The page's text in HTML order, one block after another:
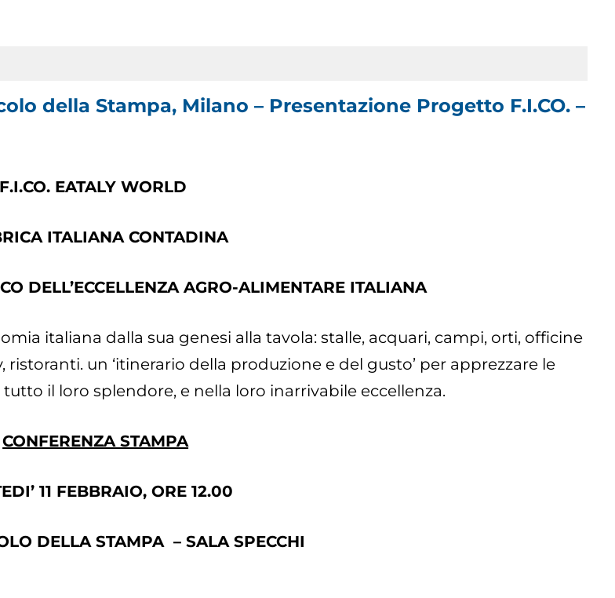
della Stampa, Milano – Presentazione Progetto F.I.CO. –
F.I.CO. EATALY WORLD
ITALIANACONTADINA
DELL’ECCELLENZA AGRO-ALIMENTARE ITALIANA
italiana dalla sua genesi alla tavola: stalle, acquari, campi, orti, officine
un ‘itinerario della produzione e del gusto’ per apprezzare le
il loro splendore, e nella loro inarrivabile eccellenza.
CONFERENZA STAMPA
11 FEBBRAIO, ORE 12.00
DELLA STAMPA – SALA SPECCHI